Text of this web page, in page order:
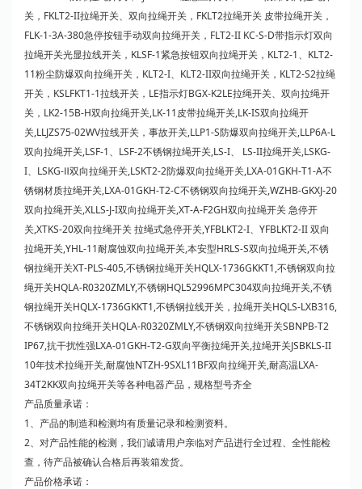
关，FKLT2-II拉绳开关、双向拉绳开关，FKLT2拉绳开关 皮带拉绳开关，
FLK-1-3A-380急停按钮手动双向拉绳开关，FLT2-II KC-S-D带指示灯双向
拉绳开关光显拉线开关，KLSF-1紧急按钮双向拉绳开关，KLT2-1、KLT2-
11粉尘防爆双向拉绳开关，KLT2-I、KLT2-II双向拉绳开关，KLT2-S2拉绳
开关，KSLFKT1-1拉线开关，LE指示灯BGX-K2LE拉绳开关、双向拉绳开
关，LK2-15B-H双向拉绳开关,LK-11皮带拉绳开关,LK-IS双向拉绳开
关,LLJZS75-02WV拉线开关，事故开关,LLP1-S防爆双向拉绳开关,LLP6A-L
双向拉绳开关,LSF-1、LSF-2不锈钢拉绳开关,LS-I、 LS-II拉绳开关,LSKG-
I、LSKG-Ⅱ双向拉绳开关,LSKT2-2防爆双向拉绳开关,LXA-01GKH-T1-A不
锈钢材质拉绳开关,LXA-01GKH-T2-C不锈钢双向拉绳开关,WZHB-GKXJ-20
双向拉绳开关,XLLS-J-I双向拉绳开关,XT-A-F2GH双向拉绳开关 急停开
关,XTKS-20双向拉绳开关 拉绳式急停开关,YFBLKT2-I、YFBLKT2-II 双向
拉绳开关,YHL-11耐腐蚀双向拉绳开关,本安型HRLS-S双向拉绳开关,不锈
钢拉绳开关XT-PLS-405,不锈钢拉绳开关HQLX-1736GKKT1,不锈钢双向拉
绳开关HQLA-R0320ZMLY,不锈钢HQL52996MPC304双向拉绳开关,不锈
钢拉绳开关HQLX-1736GKKT1,不锈钢拉线开关，拉绳开关HQLS-LXB316,
不锈钢双向拉绳开关HQLA-R0320ZMLY,不锈钢双向拉绳开关SBNPB-T2
IP67,抗干扰性强LXA-01GKH-T2-G双向平衡拉绳开关,拉绳开关JSBKLS-II
10年技术拉绳开关,耐腐蚀NTZH-9SXL11BF双向拉绳开关,耐高温LXA-
34T2KK双向拉绳开关等各种电器产品，规格型号齐全
产品质量承诺：
1、产品的制造和检测均有质量记录和检测资料。
2、对产品性能的检测，我们诚请用户亲临对产品进行全过程、全性能检
查，待产品被确认合格后再装箱发货。
产品价格承诺：